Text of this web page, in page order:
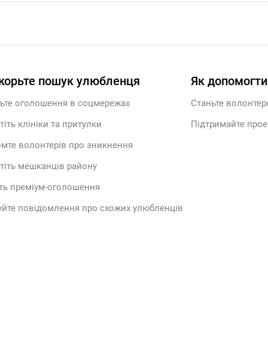
пошук улюбленця
оголошення в соцмережах
клініки та притулки
волонтерів про зникнення
мешканців району
преміум-оголошення
повідомлення про схожих улюбленців
Як допомогти
Станьте
Підтримайте